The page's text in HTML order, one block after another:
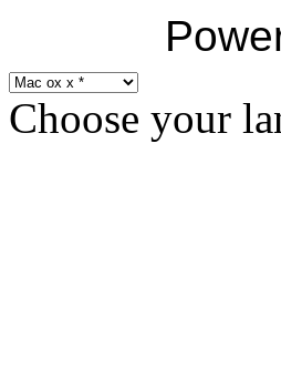
Choose your